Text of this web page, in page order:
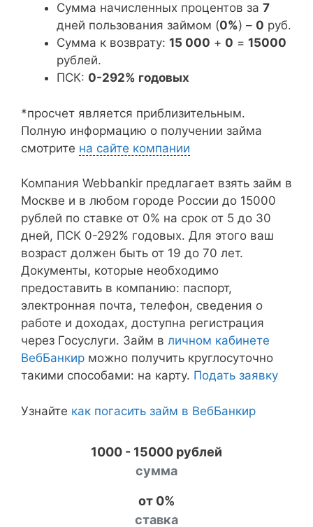
Сумма начисленных процентов за 7
дней пользования займом (0%) – 0 руб.
Сумма к возврату: 15 000 + 0 = 15000
рублей.
ПСК: 0-292% годовых
*просчет является приблизительным.
Полную информацию о получении займа
смотрите на сайте компании
Компания Webbankir предлагает взять займ в
Москве и в любом городе России до 15000
рублей по ставке от 0% на срок от 5 до 30
дней, ПСК 0-292% годовых. Для этого ваш
возраст должен быть от 19 до 70 лет.
Документы, которые необходимо
предоставить в компанию: паспорт,
электронная почта, телефон, сведения о
работе и доходах, доступна регистрация
через Госуслуги. Займ в личном кабинете
ВебБанкир можно получить круглосуточно
такими способами: на карту. Подать заявку
Узнайте как погасить займ в ВебБанкир
1000 - 15000 рублей
сумма
от 0%
ставка